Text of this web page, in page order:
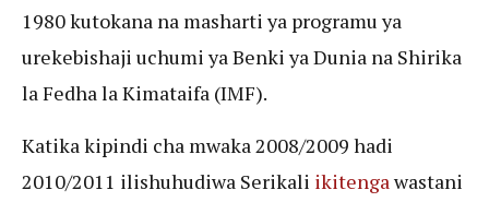
1980 kutokana na masharti ya programu ya
urekebishaji uchumi ya Benki ya Dunia na Shirika
la Fedha la Kimataifa (IMF).
Katika kipindi cha mwaka 2008/2009 hadi
2010/2011 ilishuhudiwa Serikali ikitenga wastani